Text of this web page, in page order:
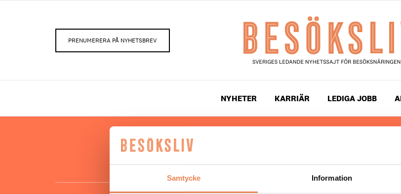
Samtycke Information
PRENUMERERA PÅ NYHETSBREV
NYHETER KARRIÄR LEDIGA JOBB
Hos oss läser du landets mest uppdaterade nyheter
besöksnäringen. Besöksliv i sin tryckta form är ett